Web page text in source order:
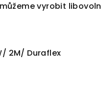
můžeme vyrobit
2M/ Duraflex